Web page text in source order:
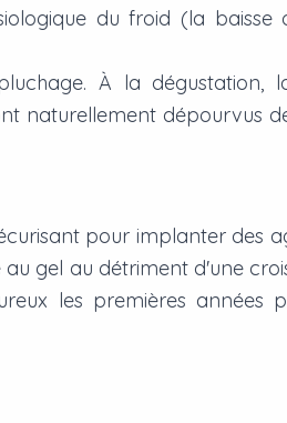
du froid (la baisse
À la dégustation,
naturellement dépourvus
pour implanter des
au gel au détriment d'une
les premières années